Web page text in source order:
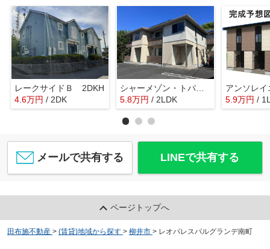
レークサイドＢ 2DKH
4.6万円 / 2DK
シャーメゾン・トパーズS
5.8万円 / 2LDK 5.9万円 /
メールで共有する LINEで共有する
ページトップへ
田布施不動産 > (賃貸)地域から探す > 柳井市 > レオパレスパルグランデ南町